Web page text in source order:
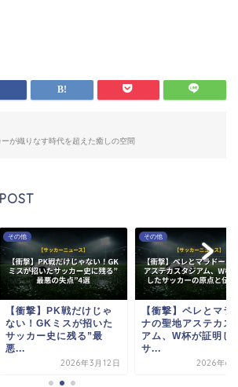
が織りなす時代を超えた癒しの空間
その他
【衝撃】PK戦だけじゃ
ない！GKミスが招いた
サッカー史に残る”最
悪...
2026年3月12日
その他
【衝撃】ペレとマラ
ナの聖地アステカス
アム、W杯が証明し
サ...
2026年6